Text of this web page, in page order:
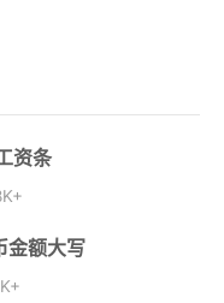
资条
金额大写